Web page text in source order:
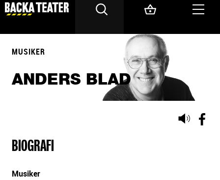
MUSIKER
ANDERS BLAD
Lyssna
BIOGRAFI
Musiker